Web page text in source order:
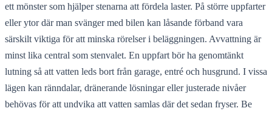
ett mönster som hjälper stenarna att fördela laster. På större uppfarter
eller ytor där man svänger med bilen kan låsande förband vara
särskilt viktiga för att minska rörelser i beläggningen. Avvattning är
minst lika central som stenvalet. En uppfart bör ha genomtänkt
lutning så att vatten leds bort från garage, entré och husgrund. I vissa
lägen kan ränndalar, dränerande lösningar eller justerade nivåer
behövas för att undvika att vatten samlas där det sedan fryser. Be